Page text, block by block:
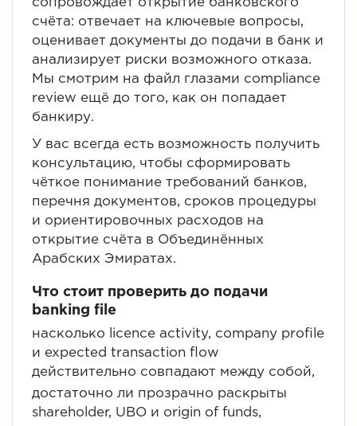
сопровождает открытие банковского
счёта: отвечает на ключевые вопросы,
оценивает документы до подачи в банк и
анализирует риски возможного отказа.
Мы смотрим на файл глазами compliance
review ещё до того, как он попадает
банкиру.
У вас всегда есть возможность получить
консультацию, чтобы сформировать
чёткое понимание требований банков,
перечня документов, сроков процедуры
и ориентировочных расходов на
открытие счёта в Объединённых
Арабских Эмиратах.
Что стоит проверить до подачи
banking file
насколько licence activity, company profile
и expected transaction flow
действительно совпадают между собой,
достаточно ли прозрачно раскрыты
shareholder, UBO и origin of funds,